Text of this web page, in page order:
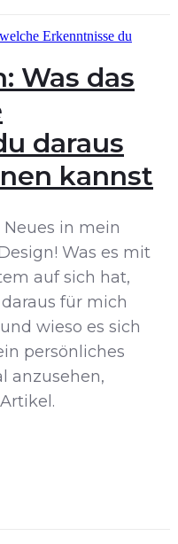
Was das
daraus
kannst
in mein
Was es mit
auf sich hat,
für mich
wieso es sich
persönliches
anzusehen,